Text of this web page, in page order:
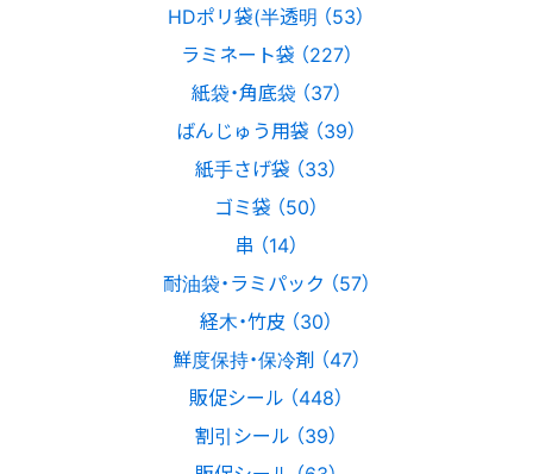
HDポリ袋(半透明 （53）
ラミネート袋 （227）
紙袋・角底袋 （37）
ばんじゅう用袋 （39）
紙手さげ袋 （33）
ゴミ袋 （50）
串 （14）
耐油袋・ラミパック （57）
経木・竹皮 （30）
鮮度保持・保冷剤 （47）
販促シール （448）
割引シール （39）